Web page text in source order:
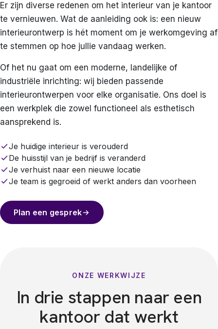
Er zijn diverse redenen om het interieur van je kantoor
te vernieuwen. Wat de aanleiding ook is: een nieuw
interieurontwerp is hét moment om je werkomgeving af
te stemmen op hoe jullie vandaag werken.
Of het nu gaat om een moderne, landelijke of
industriële inrichting: wij bieden passende
interieurontwerpen voor elke organisatie. Ons doel is
een werkplek die zowel functioneel als esthetisch
aansprekend is.
Je huidige interieur is verouderd
De huisstijl van je bedrijf is veranderd
Je verhuist naar een nieuwe locatie
Je team is gegroeid of werkt anders dan voorheen
Plan een gesprek
ONZE WERKWIJZE
In drie stappen naar een
kantoor dat werkt